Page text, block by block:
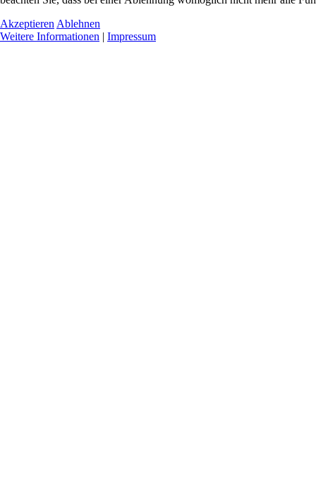
Akzeptieren Ablehnen
Weitere Informationen | Impressum